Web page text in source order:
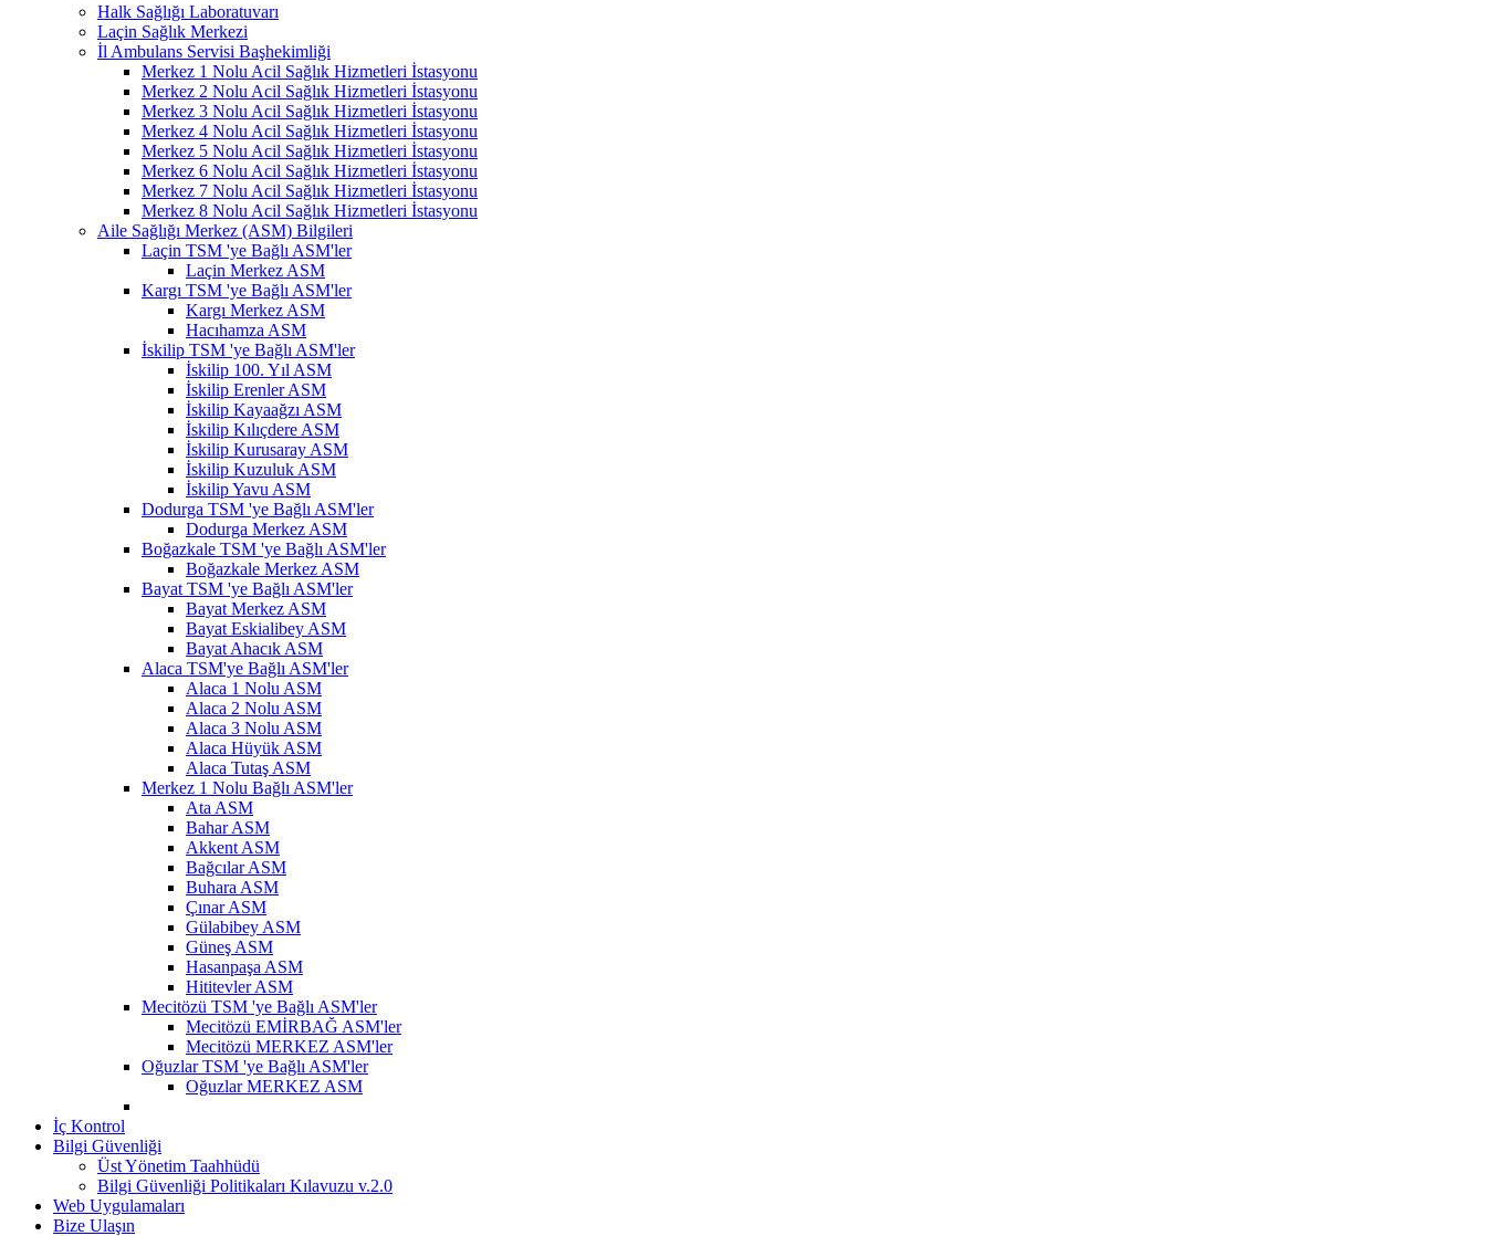
Halk Sağlığı Laboratuvarı
Laçin Sağlık Merkezi
İl Ambulans Servisi Başhekimliği
Merkez 1 Nolu Acil Sağlık Hizmetleri İstasyonu
Merkez 2 Nolu Acil Sağlık Hizmetleri İstasyonu
Merkez 3 Nolu Acil Sağlık Hizmetleri İstasyonu
Merkez 4 Nolu Acil Sağlık Hizmetleri İstasyonu
Merkez 5 Nolu Acil Sağlık Hizmetleri İstasyonu
Merkez 6 Nolu Acil Sağlık Hizmetleri İstasyonu
Merkez 7 Nolu Acil Sağlık Hizmetleri İstasyonu
Merkez 8 Nolu Acil Sağlık Hizmetleri İstasyonu
Aile Sağlığı Merkez (ASM) Bilgileri
Laçin TSM 'ye Bağlı ASM'ler
Laçin Merkez ASM
Kargı TSM 'ye Bağlı ASM'ler
Kargı Merkez ASM
Hacıhamza ASM
İskilip TSM 'ye Bağlı ASM'ler
İskilip 100. Yıl ASM
İskilip Erenler ASM
İskilip Kayaağzı ASM
İskilip Kılıçdere ASM
İskilip Kurusaray ASM
İskilip Kuzuluk ASM
İskilip Yavu ASM
Dodurga TSM 'ye Bağlı ASM'ler
Dodurga Merkez ASM
Boğazkale TSM 'ye Bağlı ASM'ler
Boğazkale Merkez ASM
Bayat TSM 'ye Bağlı ASM'ler
Bayat Merkez ASM
Bayat Eskialibey ASM
Bayat Ahacık ASM
Alaca TSM'ye Bağlı ASM'ler
Alaca 1 Nolu ASM
Alaca 2 Nolu ASM
Alaca 3 Nolu ASM
Alaca Hüyük ASM
Alaca Tutaş ASM
Merkez 1 Nolu Bağlı ASM'ler
Ata ASM
Bahar ASM
Akkent ASM
Bağcılar ASM
Buhara ASM
Çınar ASM
Gülabibey ASM
Güneş ASM
Hasanpaşa ASM
Hititevler ASM
Mecitözü TSM 'ye Bağlı ASM'ler
Mecitözü EMİRBAĞ ASM'ler
Mecitözü MERKEZ ASM'ler
Oğuzlar TSM 'ye Bağlı ASM'ler
Oğuzlar MERKEZ ASM
İç Kontrol
Bilgi Güvenliği
Üst Yönetim Taahhüdü
Bilgi Güvenliği Politikaları Kılavuzu v.2.0
Web Uygulamaları
Bize Ulaşın